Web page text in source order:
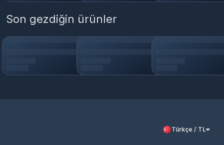
Son gezdiğin ürünler
Türkçe / TL